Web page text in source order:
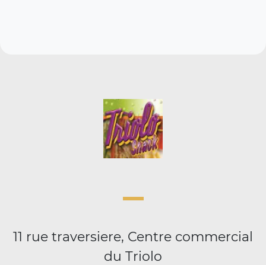
11 rue traversiere, Centre commercial
du Triolo